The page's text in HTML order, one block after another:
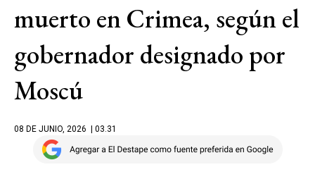
muerto en Crimea, según el
gobernador designado por
Moscú
08 DE JUNIO, 2026 | 03.31